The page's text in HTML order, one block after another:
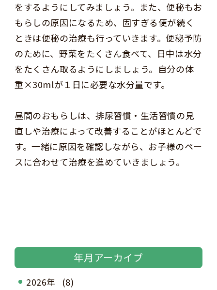
をするようにしてみましょう。また、便秘もお
もらしの原因になるため、固すぎる便が続く
ときは便秘の治療も行っていきます。便秘予防
のために、野菜をたくさん食べて、日中は水分
をたくさん取るようにしましょう。自分の体
重×30mlが１日に必要な水分量です。
昼間のおもらしは、排尿習慣・生活習慣の見
直しや治療によって改善することがほとんどで
す。一緒に原因を確認しながら、お子様のペー
スに合わせて治療を進めていきましょう。
年月アーカイブ
2026年 (8)